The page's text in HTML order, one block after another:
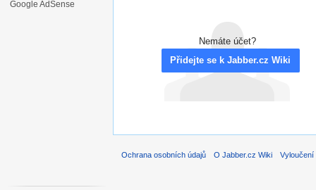
Nemáte účet?
Přidejte se k Jabber.cz Wiki
Google AdSense
Ochrana osobních údajů O Jabber.cz Wiki Vyloučení